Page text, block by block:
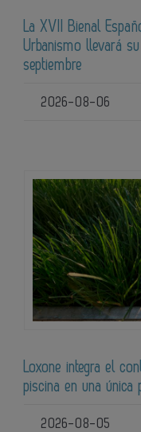
La XVII Bienal
Urbanismo llevará
septiembre
2026-08-06
Loxone integra el
piscina en una única
2026-08-05